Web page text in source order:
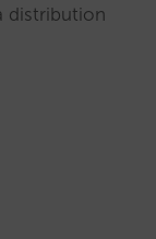
distribution